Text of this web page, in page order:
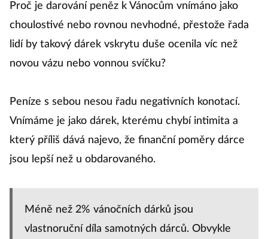
Proč je darování peněz k Vánocům vnímáno jako
choulostivé nebo rovnou nevhodné, přestože řada
lidí by takový dárek vskrytu duše ocenila víc než
novou vázu nebo vonnou svíčku?
Peníze s sebou nesou řadu negativních konotací.
Vnímáme je jako dárek, kterému chybí intimita a
který příliš dává najevo, že finanční poměry dárce
jsou lepší než u obdarovaného.
Méně než 2% vánočních dárků jsou
vlastnoruční díla samotných dárců. Obvykle